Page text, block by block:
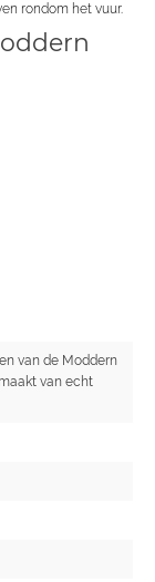
rondom het vuur.
van de Moddern
van echt